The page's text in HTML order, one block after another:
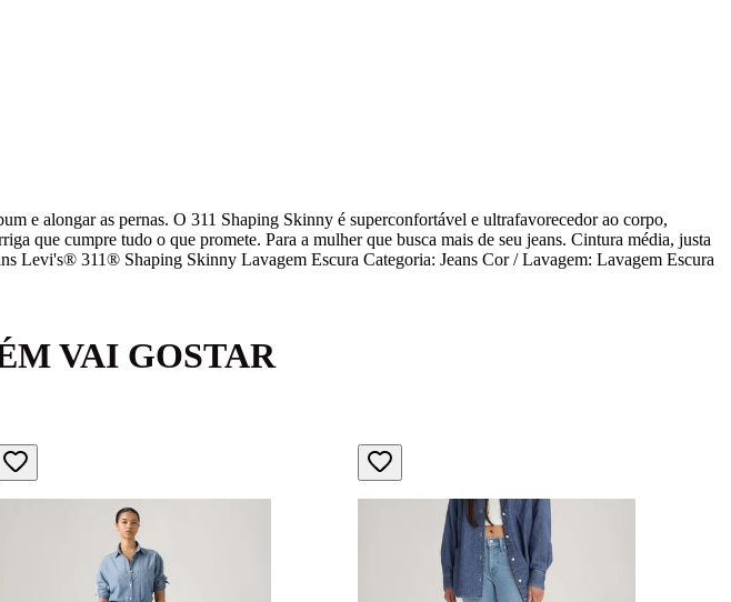
e alongar as pernas. O 311 Shaping Skinny é superconfortável e ultrafavorecedor ao corpo,
que cumpre tudo o que promete. Para a mulher que busca mais de seu jeans. Cintura média, justa
Levi's® 311® Shaping Skinny Lavagem Escura Categoria: Jeans Cor / Lavagem: Lavagem Escura
VAI GOSTAR